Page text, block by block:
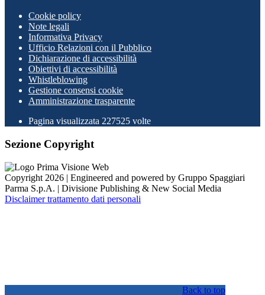
Cookie policy
Note legali
Informativa Privacy
Ufficio Relazioni con il Pubblico
Dichiarazione di accessibilità
Obiettivi di accessibilità
Whistleblowing
Gestione consensi cookie
Amministrazione trasparente
Pagina visualizzata 227525 volte
Sezione Copyright
Copyright 2026 | Engineered and powered by Gruppo Spaggiari
Parma S.p.A. | Divisione Publishing & New Social Media
Disclaimer trattamento dati personali
Back to top